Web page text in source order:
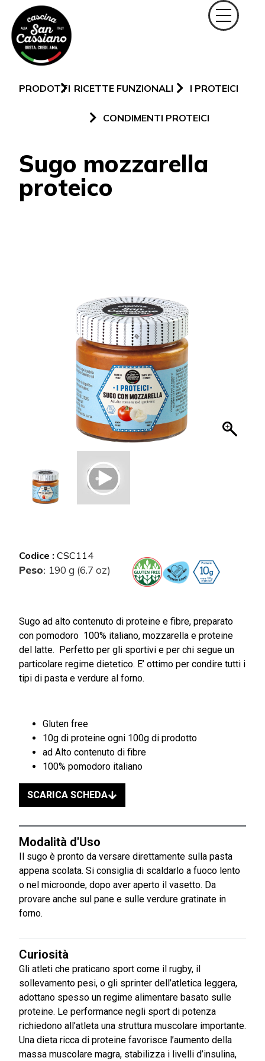
PRODOTTI RICETTE FUNZIONALI I PROTEICI
CONDIMENTI PROTEICI
Sugo mozzarella
proteico
Codice : CSC114
Peso: 190 g (6.7 oz)
Sugo ad alto contenuto di proteine e fibre, preparato
con pomodoro 100% italiano, mozzarella e proteine
del latte. Perfetto per gli sportivi e per chi segue un
particolare regime dietetico. E’ ottimo per condire tutti i
tipi di pasta e verdure al forno.
Gluten free
10g di proteine ogni 100g di prodotto
ad Alto contenuto di fibre
100% pomodoro italiano
SCARICA SCHEDA
Modalità d'Uso
Il sugo è pronto da versare direttamente sulla pasta
appena scolata. Si consiglia di scaldarlo a fuoco lento
o nel microonde, dopo aver aperto il vasetto. Da
provare anche sul pane e sulle verdure gratinate in
forno.
Curiosità
Gli atleti che praticano sport come il rugby, il
sollevamento pesi, o gli sprinter dell’atletica leggera,
adottano spesso un regime alimentare basato sulle
proteine. Le performance negli sport di potenza
richiedono all’atleta una struttura muscolare importante.
Una dieta ricca di proteine favorisce l’aumento della
massa muscolare magra, stabilizza i livelli d’insulina,